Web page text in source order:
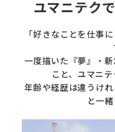
ユマニテク
「好きなことを仕事
一度描いた『夢』・
こと、ユマニ
年齢や経歴は違うけ
と一